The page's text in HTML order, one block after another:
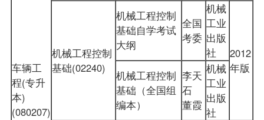
车辆工
程(专升
本)
(080207)
机械工程控制
基础(02240)
机械工程控制
基础自学考试
大纲
全国
考委
机械
工业
出版
社
2012
年版
机械工程控制
基础（全国组
编本）
李天
石
董霞
机械
工业
出版
社